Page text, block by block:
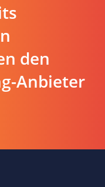
den
Anbieter